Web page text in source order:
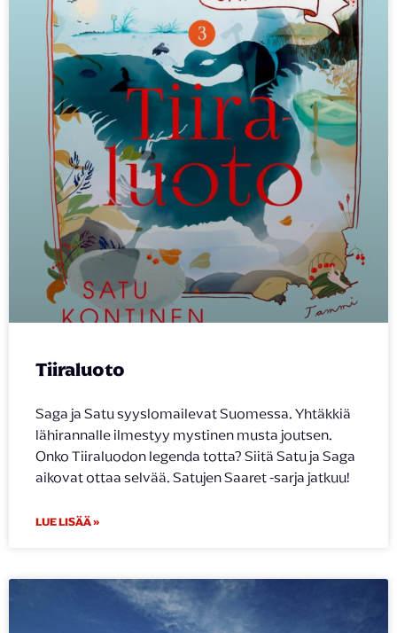
Tiiraluoto
Saga ja Satu syyslomailevat Suomessa. Yhtäkkiä
lähirannalle ilmestyy mystinen musta joutsen.
Onko Tiiraluodon legenda totta? Siitä Satu ja Saga
aikovat ottaa selvää. Satujen Saaret -sarja jatkuu!
LUE LISÄÄ »